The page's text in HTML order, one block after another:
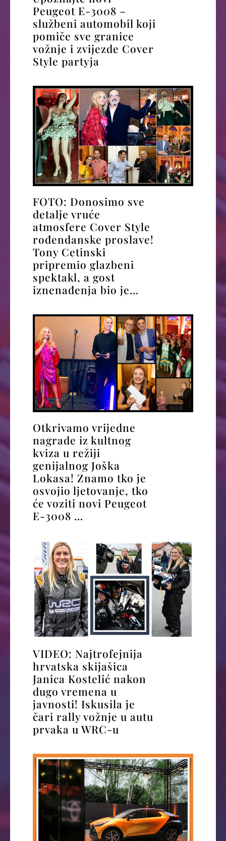
Peugeot E-3008 –
službeni automobil koji
pomiče sve granice
vožnje i zvijezde Cover
Style partyja
FOTO: Donosimo sve
detalje vruće
atmosfere Cover Style
rođendanske proslave!
Tony Cetinski
pripremio glazbeni
spektakl, a gost
iznenađenja bio je…
Otkrivamo vrijedne
nagrade iz kultnog
kviza u režiji
genijalnog Joška
Lokasa! Znamo tko je
osvojio ljetovanje, tko
će voziti novi Peugeot
E-3008 …
VIDEO: Najtrofejnija
hrvatska skijašica
Janica Kostelić nakon
dugo vremena u
javnosti! Iskusila je
čari rally vožnje u autu
prvaka u WRC-u